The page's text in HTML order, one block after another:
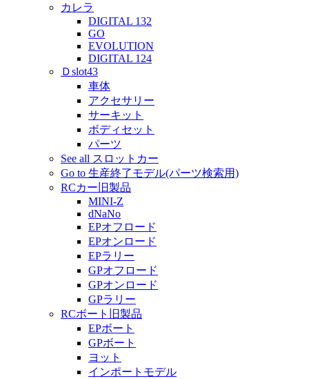
カレラ
DIGITAL 132
GO
EVOLUTION
DIGITAL 124
Ｄslot43
車体
アクセサリー
サーキット
ボディセット
パーツ
See all スロットカー
Go to 生産終了モデル(パーツ検索用)
RCカー旧製品
MINI-Z
dNaNo
EPオフロード
EPオンロード
EPラリー
GPオフロード
GPオンロード
GPラリー
RCボート旧製品
EPボート
GPボート
ヨット
インポートモデル